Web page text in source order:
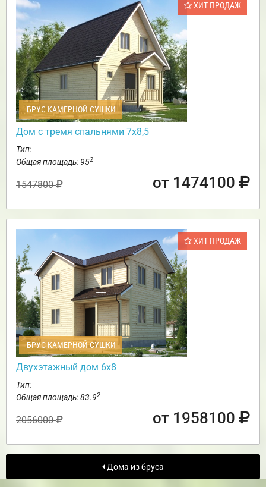
ХИТ ПРОДАЖ
БРУС КАМЕРНОЙ СУШКИ
Дом с тремя спальнями 7х8,5
Тип:
Общая площадь: 952
1547800 от 1474100
ХИТ ПРОДАЖ
БРУС КАМЕРНОЙ СУШКИ
Двухэтажный дом 6х8
Тип:
Общая площадь: 83.92
2056000 от 1958100
Дома из бруса